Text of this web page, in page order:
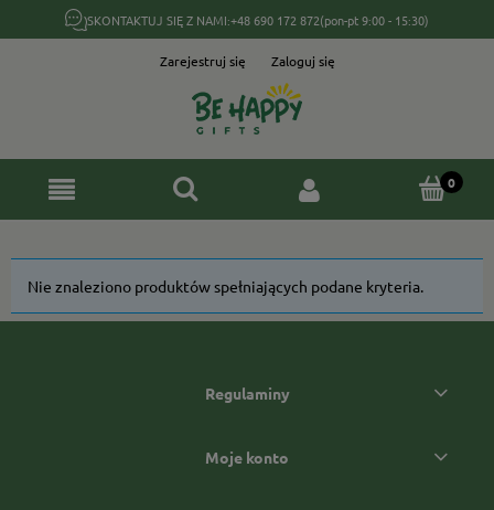
SKONTAKTUJ SIĘ Z NAMI:+48 690 172 872(pon-pt 9:00 - 15:30)
Zarejestruj się Zaloguj się
Nie znaleziono produktów spełniających podane kryteria.
Regulaminy
Moje konto